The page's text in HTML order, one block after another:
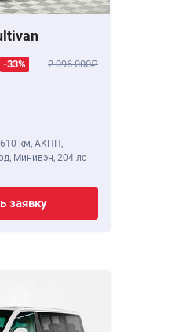
-33% 2 096 000
км, АКПП,
Минивэн, 204 лс
заявку